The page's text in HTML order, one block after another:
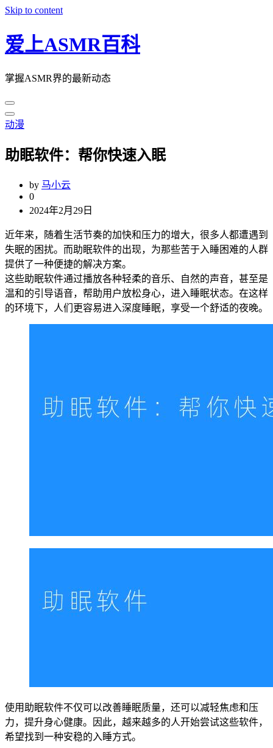
Skip to content
爱上ASMR百科
掌握ASMR界的最新动态
动漫
助眠软件：帮你快速入眠
by 马小云
0
2024年2月29日
近年来，随着生活节奏的加快和压力的增大，很多人都遭遇到
失眠的困扰。而助眠软件的出现，为那些苦于入睡困难的人群
提供了一种便捷的解决方案。
这些助眠软件通过播放各种轻柔的音乐、自然的声音，甚至是
温和的引导语音，帮助用户放松身心，进入睡眠状态。在这样
的环境下，人们更容易进入深度睡眠，享受一个舒适的夜晚。
使用助眠软件不仅可以改善睡眠质量，还可以减轻焦虑和压
力，提升身心健康。因此，越来越多的人开始尝试这些软件，
希望找到一种安稳的入睡方式。